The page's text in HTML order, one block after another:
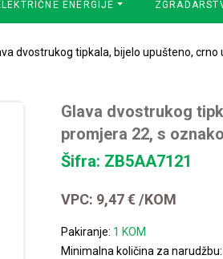
ENERGIJE
dvostrukog tipkala, bijelo upušteno,
Glava dvostrukog
promjera 22, s
Šifra: ZB5AA7121
VPC: 9,47€ /KOM
Pakiranje: 1 KOM
Minimalna količina za narudžbu: